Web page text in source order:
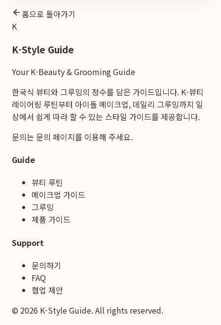
홈으로 돌아가기
K
K-Style Guide
Your K-Beauty & Grooming Guide
한국식 뷰티와 그루밍의 정수를 담은 가이드입니다. K-뷰티
레이어링 루틴부터 아이돌 메이크업, 데일리 그루밍까지 일
상에서 쉽게 따라 할 수 있는 스타일 가이드를 제공합니다.
문의는 문의 페이지를 이용해 주세요.
Guide
뷰티 루틴
메이크업 가이드
그루밍
제품 가이드
Support
문의하기
FAQ
협업 제안
© 2026 K-Style Guide. All rights reserved.